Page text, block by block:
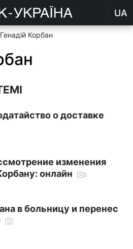
UA
Корбан
о доставке
изменения
онлайн
в больницу и перенес